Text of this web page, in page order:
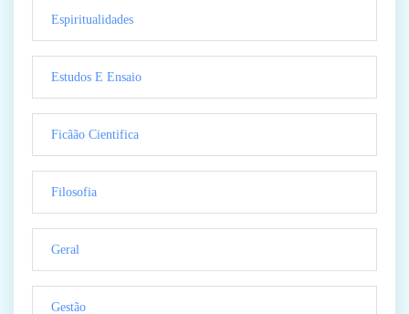
Espiritualidades
Estudos E Ensaio
Ficãão Cientifica
Filosofia
Geral
Gestão